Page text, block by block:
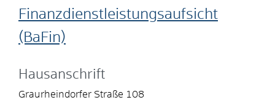
Finanzdienstleistungsaufsicht
(BaFin)
Hausanschrift
Graurheindorfer Straße 108